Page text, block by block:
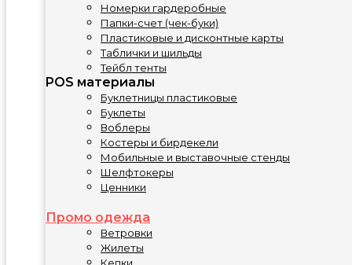
Номерки гардеробные
Папки-счет (чек-буки)
Пластиковые и дисконтные карты
Таблички и шильды
Тейбл тенты
POS материалы
Буклетницы пластиковые
Буклеты
Воблеры
Костеры и бирдекели
Мобильные и выставочные стенды
Шелфтокеры
Ценники
Промо одежда
Ветровки
Жилеты
Кепки